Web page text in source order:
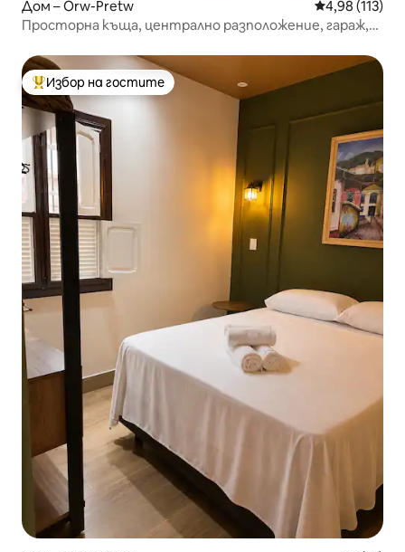
Дом – Orw-Pretw Средна
4,98 (113)
Просторна къща, централно разположение, гараж,
Най-популярен избор на гостите
Избор на гостите